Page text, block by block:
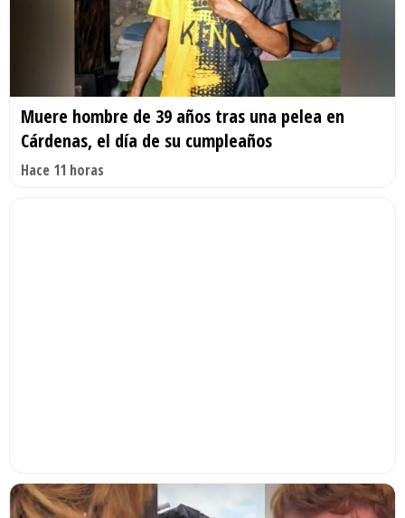
Muere hombre de 39 años tras una pelea en
Cárdenas, el día de su cumpleaños
Hace 11 horas